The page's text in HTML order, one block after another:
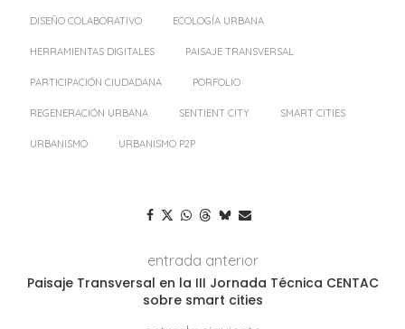
DISEÑO COLABORATIVO ECOLOGÍA URBANA
HERRAMIENTAS DIGITALES PAISAJE TRANSVERSAL
PARTICIPACIÓN CIUDADANA PORFOLIO
REGENERACIÓN URBANA SENTIENT CITY SMART CITIES
URBANISMO URBANISMO P2P
entrada anterior
Paisaje Transversal en la III Jornada Técnica CENTAC
sobre smart cities